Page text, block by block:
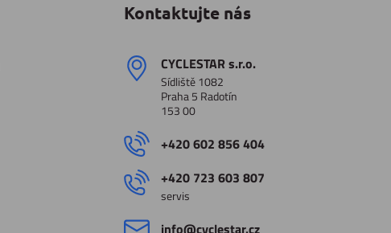
Kontaktujte nás
CYCLESTAR s​.r​.o​.
Sídliště 1082
Praha 5 Radotín
153 00
+420 602 856 404
+420 723 603 807
servis
info​@cyclestar​.cz